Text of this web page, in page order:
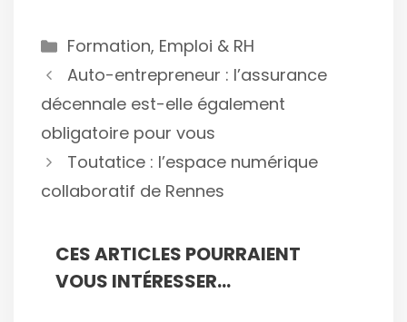
Catégories
Formation, Emploi & RH
Auto-entrepreneur : l’assurance
décennale est-elle également
obligatoire pour vous
Toutatice : l’espace numérique
collaboratif de Rennes
CES ARTICLES POURRAIENT
VOUS INTÉRESSER...